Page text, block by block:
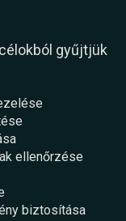
gyűjtjük
ellenőrzése
biztosítása